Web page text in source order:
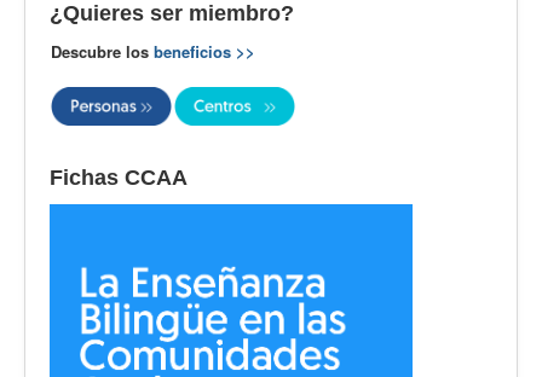
Contacto
¿Quieres ser miembro?
Descubre los beneficios >>
Fichas CCAA